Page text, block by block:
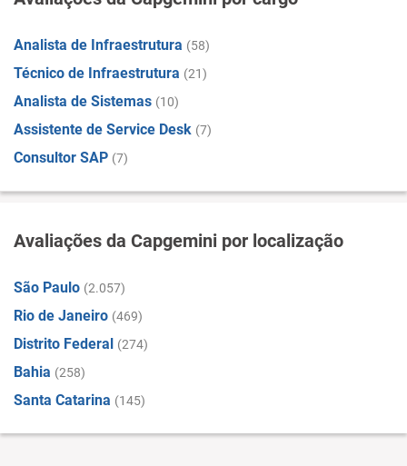
Analista de Infraestrutura (58)
Técnico de Infraestrutura (21)
Analista de Sistemas (10)
Assistente de Service Desk (7)
Consultor SAP (7)
Avaliações da Capgemini por localização
São Paulo (2.057)
Rio de Janeiro (469)
Distrito Federal (274)
Bahia (258)
Santa Catarina (145)